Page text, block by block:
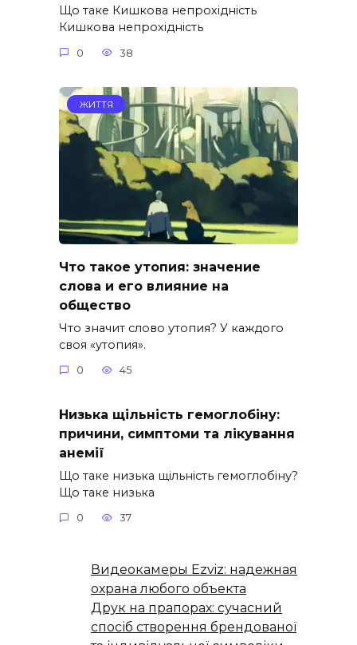
Що таке Кишкова непрохідність
Кишкова непрохідність
0 38
ЖИТТЯ
Что такое утопия: значение
слова и его влияние на
общество
Что значит слово утопия? У каждого
своя «утопия».
0 45
Низька щільність гемоглобіну:
причини, симптоми та лікування
анемії
Що таке низька щільність гемоглобіну?
Що таке низька
0 37
Видеокамеры Ezviz: надежная
охрана любого объекта
Друк на прапорах: сучасний
спосіб створення брендованої